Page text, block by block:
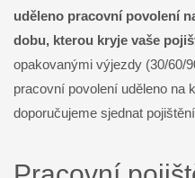
uděleno pracovní povolení
dobu, kterou kryje vaše
opakovanými výjezdy (30/60/
pracovní povolení uděleno na
doporučujeme sjednat pojištění